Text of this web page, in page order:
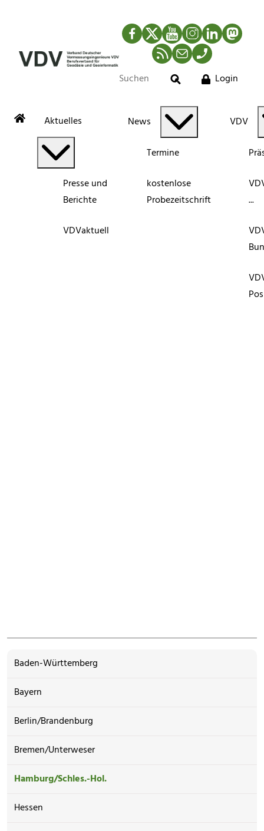
Facebook
TwitterYouTubeInstagram
LinkedIn
RSS-Newsfeed
MailTelefon
Suche
Login
Aktuelles
Presse und
Berichte
VDVaktuell
News
Termine
kostenlose
Probezeitschrift
VDV
...
Baden-Württemberg
Bayern
Berlin/Brandenburg
Bremen/Unterweser
Hamburg/Schles.-Hol.
Hessen